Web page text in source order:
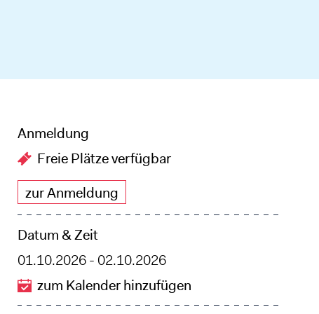
Anmeldung
Freie Plätze verfügbar
zur Anmeldung
Datum & Zeit
01.10.2026 - 02.10.2026
zum Kalender hinzufügen